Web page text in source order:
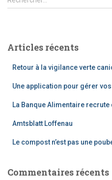
Articles récents
Retour à la vigilance verte
Une application pour gérer
La Banque Alimentaire recrute
Amtsblatt Loffenau
Le compost n’est pas une
Commentaires récents